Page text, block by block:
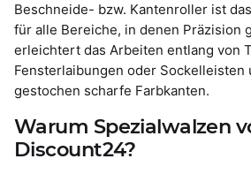
Beschneide- bzw. Kantenroller ist
für alle Bereiche, in denen Präzision
erleichtert das Arbeiten entlang von
Fensterlaibungen oder Sockelleisten
gestochen scharfe Farbkanten.
Warum Spezialwalzen
Discount24?